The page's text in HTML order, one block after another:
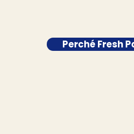
Perché Fresh